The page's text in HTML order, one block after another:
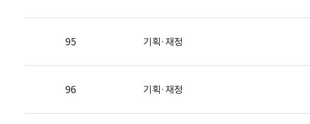
95 기획·재정
96 기획·재정